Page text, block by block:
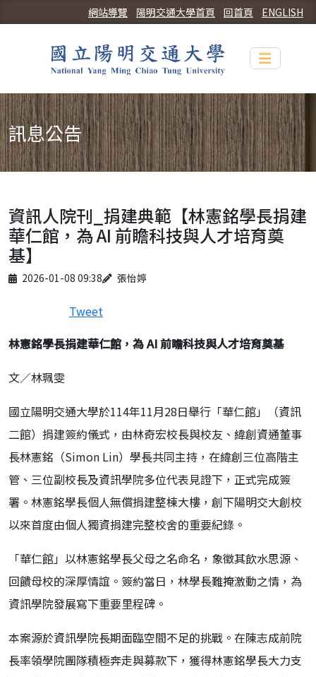
ENGLISH
回首頁
陽明交通大學首頁
網站導覽
Toggle
訊息公告
資訊人院刊_捐建典範【林憲銘學長捐建
華仁館，為 AI 前瞻科技與人才培育奠
基】
Published on
2026-01-08 09:38
Author 張怡婷
Tweet
林憲銘學長捐建華仁館，為 AI 前瞻科技與人才培育奠基
文／林珮雯
國立陽明交通大學於114年11月28日舉行「華仁館」（資訊
二館）捐建簽約儀式，由林奇宏校長與校友、緯創資通董事
長林憲銘（Simon Lin）學長共同主持，在緯創三位高階主
管、三位副校長及資訊學院多位代表見證下，正式完成簽
署。林憲銘學長個人無償捐建整棟大樓，創下陽明交大創校
以來首度由個人獨資捐建完整校舍的重要紀錄。
「華仁館」以林憲銘學長父母之名命名，象徵其飲水思源、
回饋母校的深厚情誼。簽約當日，林學長難掩激動之情，為
資訊學院發展寫下重要里程碑。
本案源於資訊學院長期面臨空間不足的挑戰。在陳志成前院
長率領學院團隊積極奔走與募款下，獲得林憲銘學長大力支